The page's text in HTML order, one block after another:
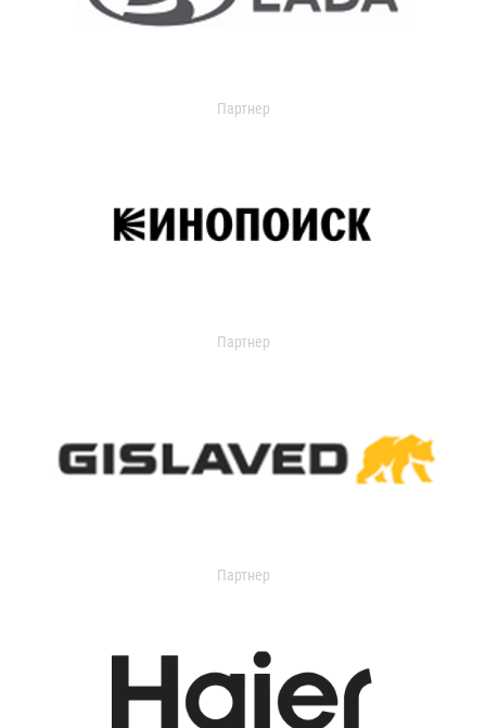
Партнер
Партнер
Партнер